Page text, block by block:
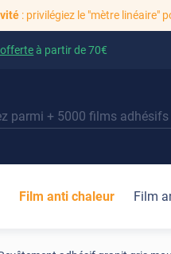
: privilégiez le "mètre linéaire"
à partir de70€
Film anti chaleur Film